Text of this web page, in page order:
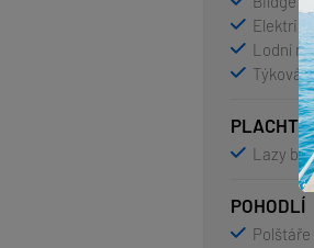
Lodní
Týková
PLACHTY
Lazy
POHODLÍ